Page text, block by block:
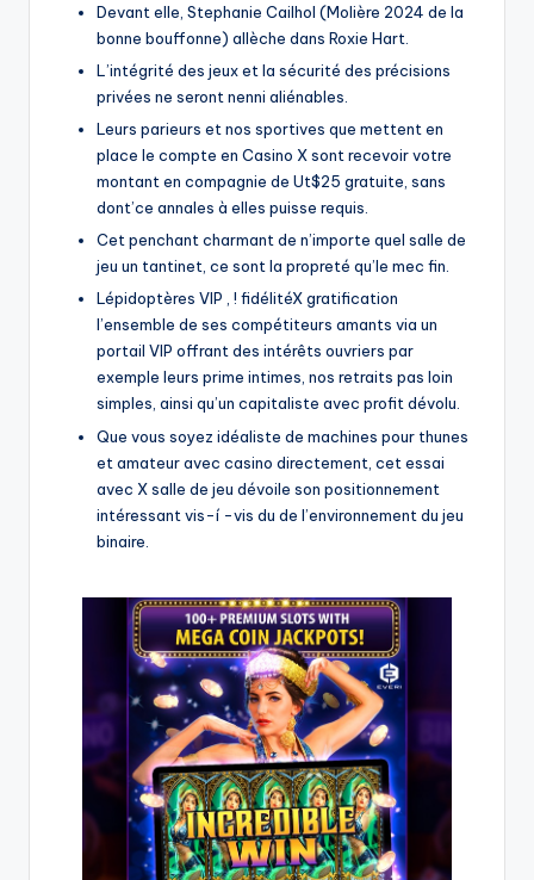
Devant elle, Stephanie Cailhol (Molière 2024 de la
bonne bouffonne) allèche dans Roxie Hart.
L’intégrité des jeux et la sécurité des précisions
privées ne seront nenni aliénables.
Leurs parieurs et nos sportives que mettent en
place le compte en Casino X sont recevoir votre
montant en compagnie de Ut$25 gratuite, sans
dont’ce annales à elles puisse requis.
Cet penchant charmant de n’importe quel salle de
jeu un tantinet, ce sont la propreté qu’le mec fin.
Lépidoptères VIP , ! fidélitéX gratification
l’ensemble de ses compétiteurs amants via un
portail VIP offrant des intérêts ouvriers par
exemple leurs prime intimes, nos retraits pas loin
simples, ainsi qu’un capitaliste avec profit dévolu.
Que vous soyez idéaliste de machines pour thunes
et amateur avec casino directement, cet essai
avec X salle de jeu dévoile son positionnement
intéressant vis-í -vis du de l’environnement du jeu
binaire.